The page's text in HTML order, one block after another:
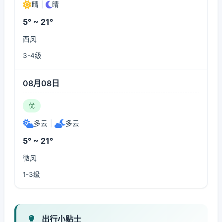
晴 晴
5° ~ 21°
西风
3-4级
08月08日
优
多云 多云
5° ~ 21°
微风
1-3级
出行小贴士